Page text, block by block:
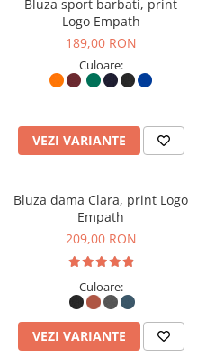
Alte accesorii
Home&Deco
Bluza sport barbati, print
Logo Empath
189,00 RON
Culoare:
VEZI VARIANTE
Bluza dama Clara, print Logo
Empath
209,00 RON
Culoare:
VEZI VARIANTE